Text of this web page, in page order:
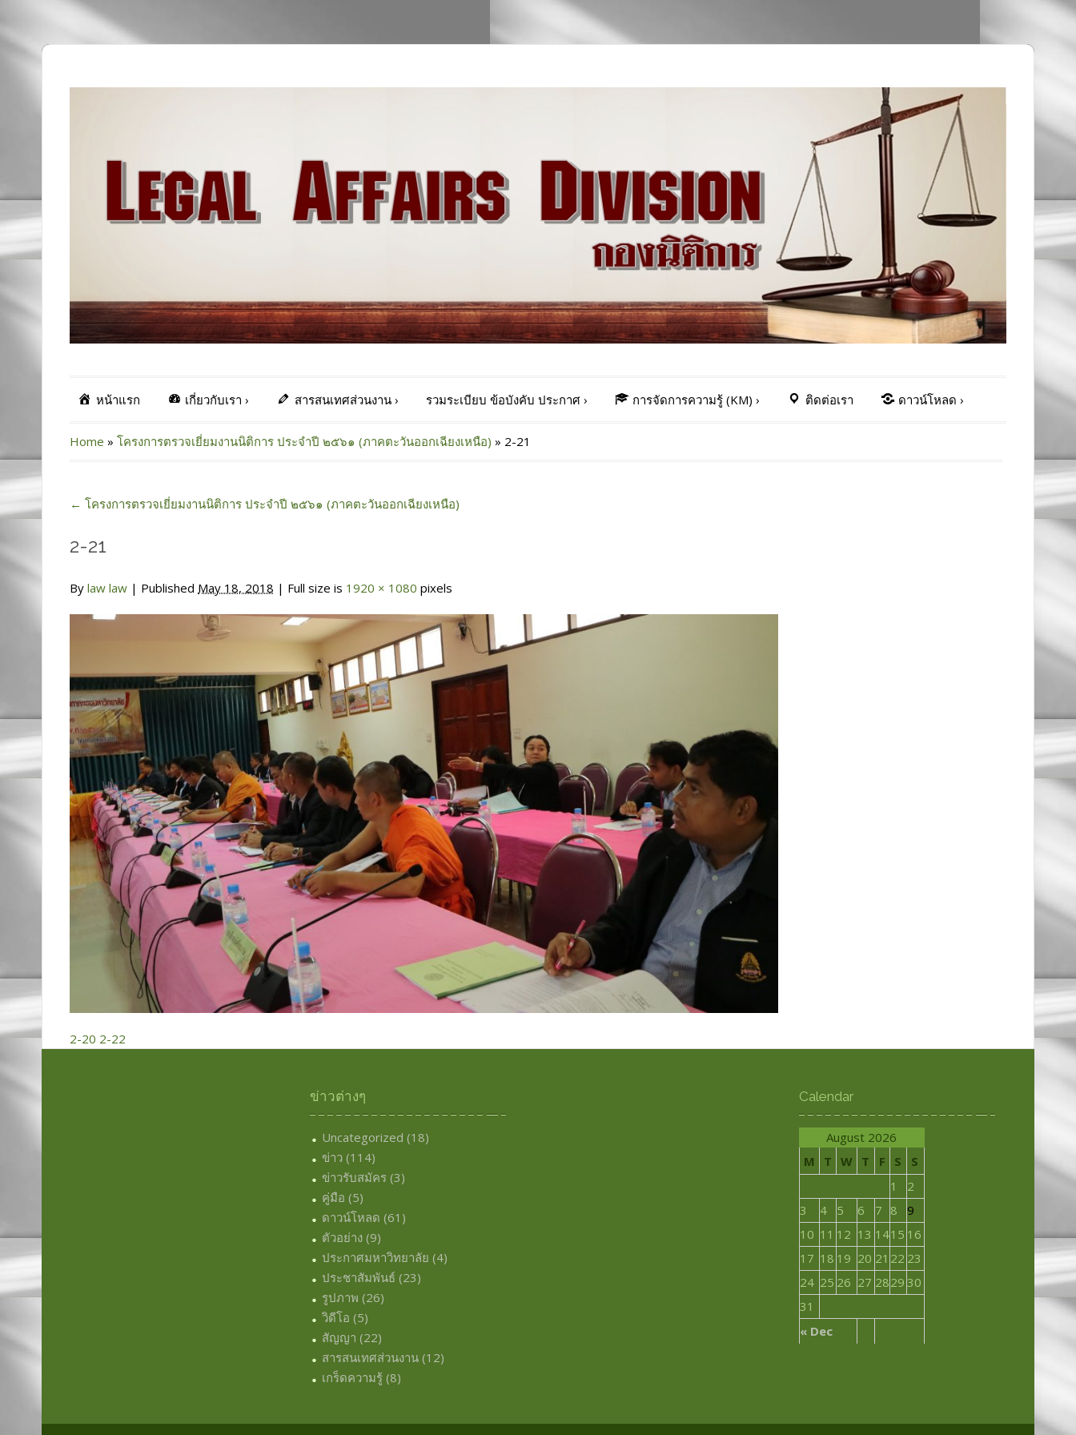
หน้าแรก เกี่ยวกับเรา › สารสนเทศส่วนงาน› รวมระเบียบ ข้อบังคับ ประกาศ› การจัดการความรู้ (KM) › ติดต่อเรา ดาวน์โหลด ›
Home » โครงการตรวจเยี่ยมงานนิติการ ประจำปี ๒๕๖๑ (ภาคตะวันออกเฉียงเหนือ) » 2-21
← โครงการตรวจเยี่ยมงานนิติการ ประจำปี ๒๕๖๑ (ภาคตะวันออกเฉียงเหนือ)
2-21
By law law | Published May 18, 2018 | Full size is 1920 × 1080 pixels
2-20 2-22
ข่าวต่างๆ
Uncategorized (18)
ข่าว (114)
ข่าวรับสมัคร (3)
คู่มือ (5)
ดาวน์โหลด (61)
ตัวอย่าง (9)
ประกาศมหาวิทยาลัย (4)
ประชาสัมพันธ์ (23)
รูปภาพ (26)
วิดีโอ (5)
สัญญา (22)
สารสนเทศส่วนงาน (12)
เกร็ดความรู้ (8)
Calendar
August 2026
M
T W T F S S
« Dec
1
2
3
4 5 6 7 8
9
10 11 12 13 1415 16
17 18 19 20 21 22 23
24 25 26 27 2829 30
31